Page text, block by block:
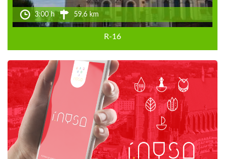
3:00 h 59.6 km
R-16